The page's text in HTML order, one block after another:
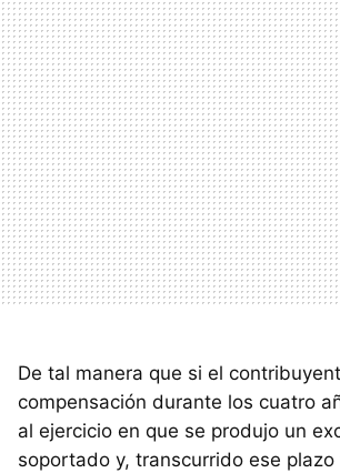
De tal manera que si el
compensación durante los cuatro
al ejercicio en que se produjo un
soportado y, transcurrido ese